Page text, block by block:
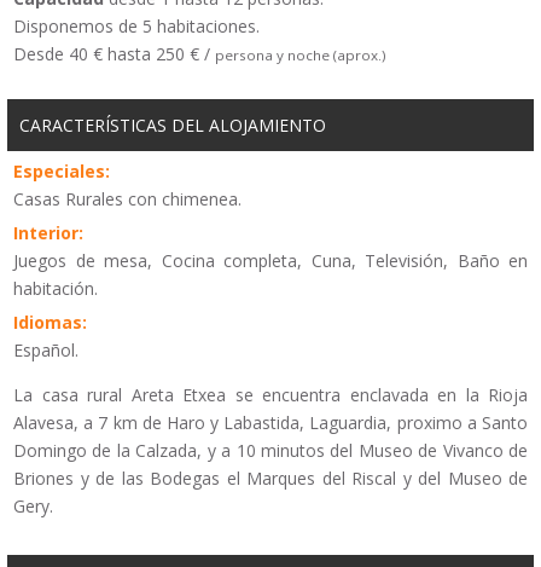
Disponemos de 5 habitaciones.
Desde 40 € hasta 250 € / persona y noche (aprox.)
CARACTERÍSTICAS DEL ALOJAMIENTO
Especiales:
Casas Rurales con chimenea.
Interior:
Juegos de mesa, Cocina completa, Cuna, Televisión, Baño en
habitación.
Idiomas:
Español.
La casa rural Areta Etxea se encuentra enclavada en la Rioja
Alavesa, a 7 km de Haro y Labastida, Laguardia, proximo a Santo
Domingo de la Calzada, y a 10 minutos del Museo de Vivanco de
Briones y de las Bodegas el Marques del Riscal y del Museo de
Gery.